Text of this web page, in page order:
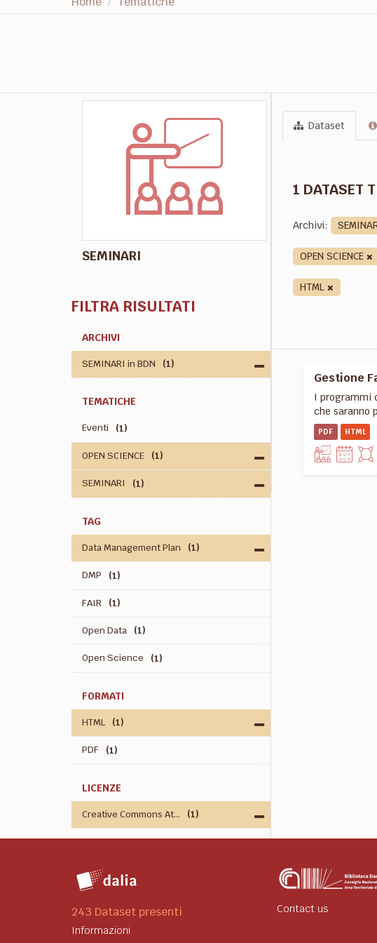
SEMINARI
FILTRA RISULTATI
ARCHIVI
SEMINARI in BDN (1)
TEMATICHE
Eventi (1)
OPEN SCIENCE (1)
SEMINARI (1)
TAG
Data Management Plan (1)
DMP (1)
FAIR (1)
Open Data (1)
Open Science (1)
FORMATI
HTML (1)
PDF (1)
LICENZE
Creative Commons At... (1)
Dataset
1 DATASET
Archivi:
OPEN SCIENCE
HTML
Gestione
I programmi
che saranno
PDF HTML
243 Dataset presenti
Informazioni
Contact us